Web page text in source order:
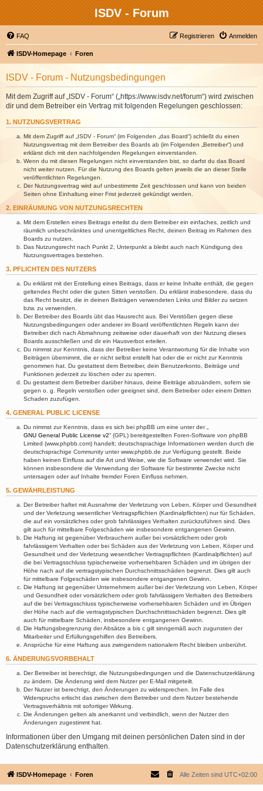
ISDV - Forum
FAQ Anmelden
Registrieren
ISDV-Homepage Foren
ISDV - Forum - Nutzungsbedingungen
Mit dem Zugriff auf „ISDV - Forum“ („https://www.isdv.net/forum“) wird zwischen
dir und dem Betreiber ein Vertrag mit folgenden Regelungen geschlossen:
1. NUTZUNGSVERTRAG
Mit dem Zugriff auf „ISDV - Forum“ (im Folgenden „das Board“) schließt du einen
Nutzungsvertrag mit dem Betreiber des Boards ab (im Folgenden „Betreiber“) und
erklärst dich mit den nachfolgenden Regelungen einverstanden.
Wenn du mit diesen Regelungen nicht einverstanden bist, so darfst du das Board
nicht weiter nutzen. Für die Nutzung des Boards gelten jeweils die an dieser Stelle
veröffentlichten Regelungen.
Der Nutzungsvertrag wird auf unbestimmte Zeit geschlossen und kann von beiden
Seiten ohne Einhaltung einer Frist jederzeit gekündigt werden.
2. EINRÄUMUNG VON NUTZUNGSRECHTEN
Mit dem Erstellen eines Beitrags erteilst du dem Betreiber ein einfaches, zeitlich und
räumlich unbeschränktes und unentgeltliches Recht, deinen Beitrag im Rahmen des
Boards zu nutzen.
Das Nutzungsrecht nach Punkt 2, Unterpunkt a bleibt auch nach Kündigung des
Nutzungsvertrages bestehen.
3. PFLICHTEN DES NUTZERS
Du erklärst mit der Erstellung eines Beitrags, dass er keine Inhalte enthält, die gegen
geltendes Recht oder die guten Sitten verstoßen. Du erklärst insbesondere, dass du
das Recht besitzt, die in deinen Beiträgen verwendeten Links und Bilder zu setzen
bzw. zu verwenden.
Der Betreiber des Boards übt das Hausrecht aus. Bei Verstößen gegen diese
Nutzungsbedingungen oder anderer im Board veröffentlichten Regeln kann der
Betreiber dich nach Abmahnung zeitweise oder dauerhaft von der Nutzung dieses
Boards ausschließen und dir ein Hausverbot erteilen.
Du nimmst zur Kenntnis, dass der Betreiber keine Verantwortung für die Inhalte von
Beiträgen übernimmt, die er nicht selbst erstellt hat oder die er nicht zur Kenntnis
genommen hat. Du gestattest dem Betreiber, dein Benutzerkonto, Beiträge und
Funktionen jederzeit zu löschen oder zu sperren.
Du gestattest dem Betreiber darüber hinaus, deine Beiträge abzuändern, sofern sie
gegen o. g. Regeln verstoßen oder geeignet sind, dem Betreiber oder einem Dritten
Schaden zuzufügen.
4. GENERAL PUBLIC LICENSE
Du nimmst zur Kenntnis, dass es sich bei phpBB um eine unter der „
GNU General Public License v2“ (GPL) bereitgestellten Foren-Software von phpBB
Limited (www.phpbb.com) handelt; deutschsprachige Informationen werden durch die
deutschsprachige Community unter www.phpbb.de zur Verfügung gestellt. Beide
haben keinen Einfluss auf die Art und Weise, wie die Software verwendet wird. Sie
können insbesondere die Verwendung der Software für bestimmte Zwecke nicht
untersagen oder auf Inhalte fremder Foren Einfluss nehmen.
5. GEWÄHRLEISTUNG
Der Betreiber haftet mit Ausnahme der Verletzung von Leben, Körper und Gesundheit
und der Verletzung wesentlicher Vertragspflichten (Kardinalpflichten) nur für Schäden,
die auf ein vorsätzliches oder grob fahrlässiges Verhalten zurückzuführen sind. Dies
gilt auch für mittelbare Folgeschäden wie insbesondere entgangenen Gewinn.
Die Haftung ist gegenüber Verbrauchern außer bei vorsätzlichem oder grob
fahrlässigem Verhalten oder bei Schäden aus der Verletzung von Leben, Körper und
Gesundheit und der Verletzung wesentlicher Vertragspflichten (Kardinalpflichten) auf
die bei Vertragsschluss typischerweise vorhersehbaren Schäden und im übrigen der
Höhe nach auf die vertragstypischen Durchschnittsschäden begrenzt. Dies gilt auch
für mittelbare Folgeschäden wie insbesondere entgangenen Gewinn.
Die Haftung ist gegenüber Unternehmern außer bei der Verletzung von Leben, Körper
und Gesundheit oder vorsätzlichem oder grob fahrlässigem Verhalten des Betreibers
auf die bei Vertragsschluss typischerweise vorhersehbaren Schäden und im Übrigen
der Höhe nach auf die vertragstypischen Durchschnittsschäden begrenzt. Dies gilt
auch für mittelbare Schäden, insbesondere entgangenen Gewinn.
Die Haftungsbegrenzung der Absätze a bis c gilt sinngemäß auch zugunsten der
Mitarbeiter und Erfüllungsgehilfen des Betreibers.
Ansprüche für eine Haftung aus zwingendem nationalem Recht bleiben unberührt.
6. ÄNDERUNGSVORBEHALT
Der Betreiber ist berechtigt, die Nutzungsbedingungen und die Datenschutzerklärung
zu ändern. Die Änderung wird dem Nutzer per E-Mail mitgeteilt.
Der Nutzer ist berechtigt, den Änderungen zu widersprechen. Im Falle des
Widerspruchs erlischt das zwischen dem Betreiber und dem Nutzer bestehende
Vertragsverhältnis mit sofortiger Wirkung.
Die Änderungen gelten als anerkannt und verbindlich, wenn der Nutzer den
Änderungen zugestimmt hat.
Informationen über den Umgang mit deinen persönlichen Daten sind in der
Datenschutzerklärung enthalten.
ISDV-Homepage Foren Alle Zeiten sind UTC+02:00